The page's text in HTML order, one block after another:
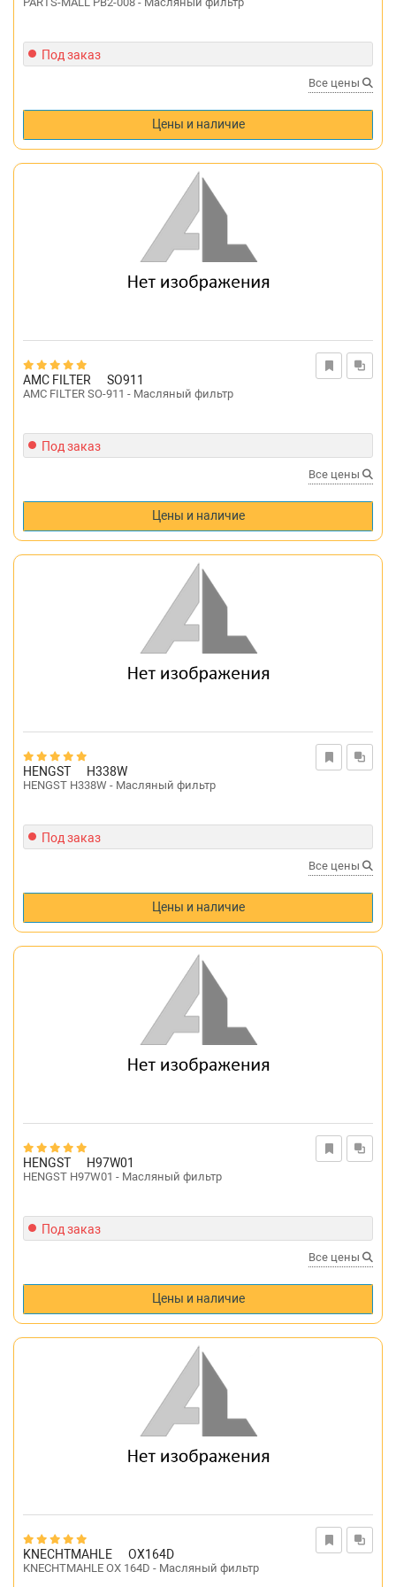
Под заказ
Все цены
Цены и наличие
AMC FILTER SO911
AMC FILTER SO-911 - Масляный фильтр
Под заказ
Все цены
Цены и наличие
HENGST H338W
HENGST H338W - Масляный фильтр
Под заказ
Все цены
Цены и наличие
HENGST H97W01
HENGST H97W01 - Масляный фильтр
Под заказ
Все цены
Цены и наличие
KNECHTMAHLE OX164D
KNECHTMAHLE OX 164D - Масляный фильтр